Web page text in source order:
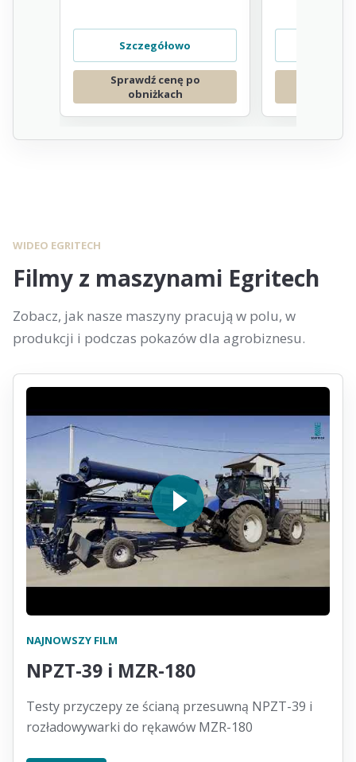
Szczegółowo
Sprawdź cenę po
obniżkach
WIDEO EGRITECH
Filmy z maszynami Egritech
Zobacz, jak nasze maszyny pracują w polu, w
produkcji i podczas pokazów dla agrobiznesu.
NAJNOWSZY FILM
NPZT-39 i MZR-180
Testy przyczepy ze ścianą przesuwną NPZT-39 i
rozładowywarki do rękawów MZR-180